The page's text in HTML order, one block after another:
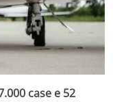
case e 52